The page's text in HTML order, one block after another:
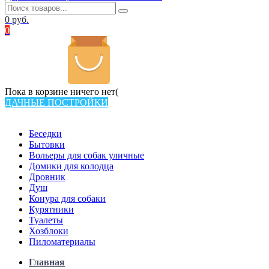
0 руб.
0
Пока в корзине ничего нет(
ДАЧНЫЕ ПОСТРОЙКИ
Беседки
Бытовки
Вольеры для собак уличные
Домики для колодца
Дровник
Душ
Конура для собаки
Курятники
Туалеты
Хозблоки
Пиломатериалы
Главная